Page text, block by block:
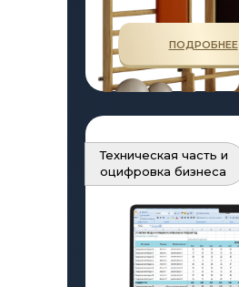
Техническая часть и
оцифровка бизнеса
ПОДРОБНЕЕ